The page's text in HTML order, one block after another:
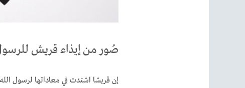
صُور من إيذاء قريش
إن قريشا اشتدت في معاداتها لرسول